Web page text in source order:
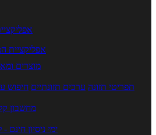
מוצרים
תפריטי תזונה ערכים תזונתיים חיפוש
מחשבון
5 ימי ניסיון